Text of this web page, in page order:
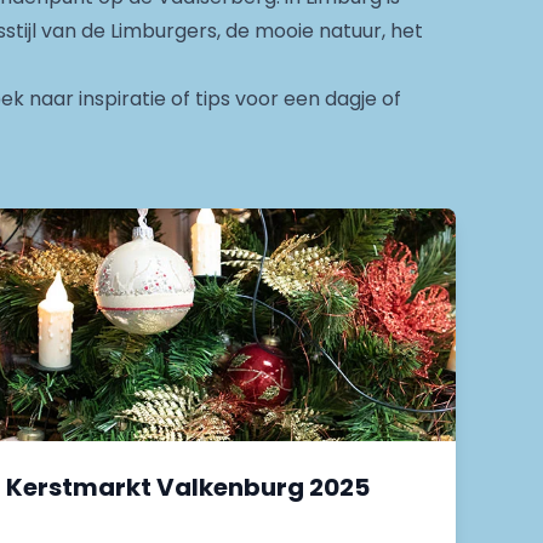
van de Limburgers, de mooie natuur, het
naar inspiratie of tips voor een dagje of
Kerstmarkt Valkenburg 2025